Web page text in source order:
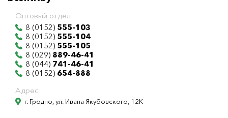
Оптовый отдел:
8 (0152) 555-103
8 (0152) 555-104
8 (0152) 555-105
8 (029) 889-46-41
8 (044) 741-46-41
8 (0152) 654-888
Адрес:
г. Гродно, ул. Ивана Якубовского, 12К